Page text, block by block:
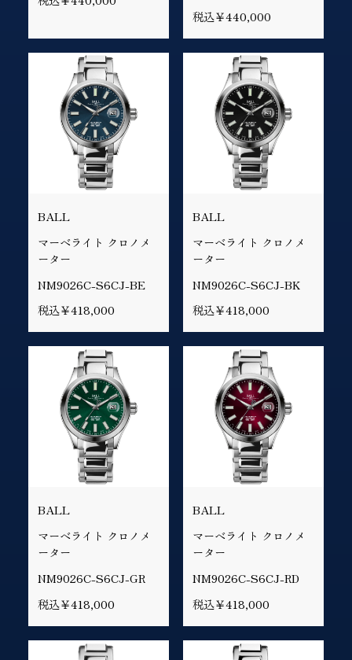
税込￥440,000
BALL
マーベライト クロノメ
ーター
NM9026C-S6CJ-BE
税込￥418,000
BALL
マーベライト クロノメ
ーター
NM9026C-S6CJ-BK
税込￥418,000
BALL
マーベライト クロノメ
ーター
NM9026C-S6CJ-GR
税込￥418,000
BALL
マーベライト クロノメ
ーター
NM9026C-S6CJ-RD
税込￥418,000